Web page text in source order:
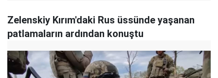
Zelenskiy Kırım'daki Rus üssünde yaşanan
patlamaların ardından konuştu